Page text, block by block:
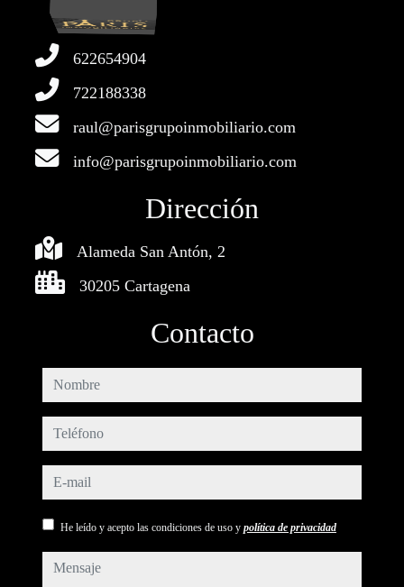
622654904
722188338
raul@parisgrupoinmobiliario.com
info@parisgrupoinmobiliario.com
Dirección
Alameda San Antón, 2
30205 Cartagena
Contacto
nombre
teléfono
e-mail
He leído y acepto las condiciones de uso y política de privacidad
mensaje